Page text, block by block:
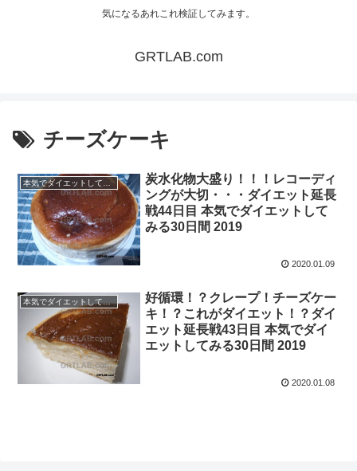
気になるあれこれ検証してみます。
GRTLAB.com
チーズケーキ
本気でダイエットしてみる30日間！2019.11 -
炭水化物大盛り！！！レコーディ
ングが大切・・・ダイエット延長
戦44日目 本気でダイエットして
みる30日間 2019
2020.01.09
本気でダイエットしてみる30日間！2019.11 -
好循環！？クレープ！チーズケー
キ！？これがダイエット！？ダイ
エット延長戦43日目 本気でダイ
エットしてみる30日間 2019
2020.01.08